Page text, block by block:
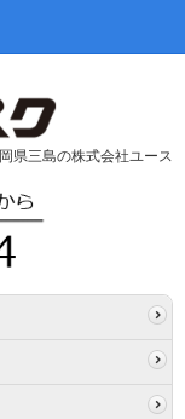
県三島の株式会社ユース